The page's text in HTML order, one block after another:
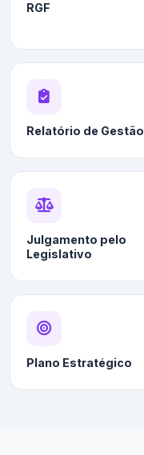
RGF
Relatório de Gestão
Julgamento pelo
Legislativo
Plano Estratégico